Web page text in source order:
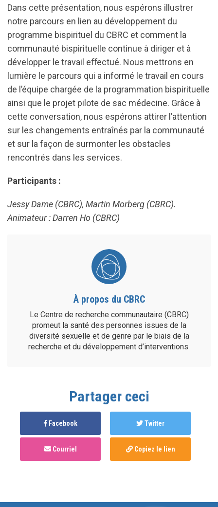
Dans cette présentation, nous espérons illustrer
notre parcours en lien au développement du
programme bispirituel du CBRC et comment la
communauté bispirituelle continue à diriger et à
développer le travail eﬀectué. Nous mettrons en
lumière le parcours qui a informé le travail en cours
de l’équipe chargée de la programmation bispirituelle
ainsi que le projet pilote de sac médecine. Grâce à
cette conversation, nous espérons attirer l’attention
sur les changements entraînés par la communauté
et sur la façon de surmonter les obstacles
rencontrés dans les services.
Participants :
Jessy Dame (CBRC), Martin Morberg (CBRC).
Animateur : Darren Ho (CBRC)
À propos du CBRC
Le Centre de recherche communautaire (CBRC)
promeut la santé des personnes issues de la
diversité sexuelle et de genre par le biais de la
recherche et du développement d’interventions.
Partager ceci
Facebook Twitter
Courriel Copiez le lien